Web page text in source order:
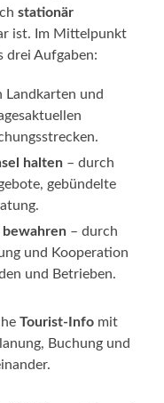
stationär
ist. Im Mittelpunkt
drei Aufgaben:
Landkarten und
halten – durch
gebündelte
bewahren – durch
und Kooperation
und Betrieben.
Tourist‑Info mit
Buchung und